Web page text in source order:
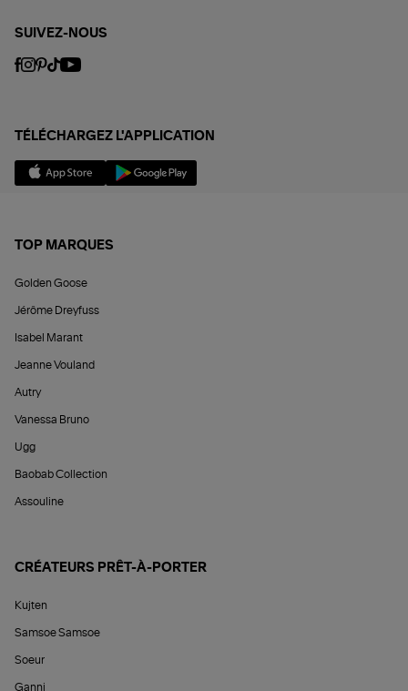
SUIVEZ-NOUS
TÉLÉCHARGEZ L'APPLICATION
TOP MARQUES
Golden Goose
Jérôme Dreyfuss
Isabel Marant
Jeanne Vouland
Autry
Vanessa Bruno
Ugg
Baobab Collection
Assouline
CRÉATEURS PRÊT-À-PORTER
Kujten
Samsoe Samsoe
Soeur
Ganni